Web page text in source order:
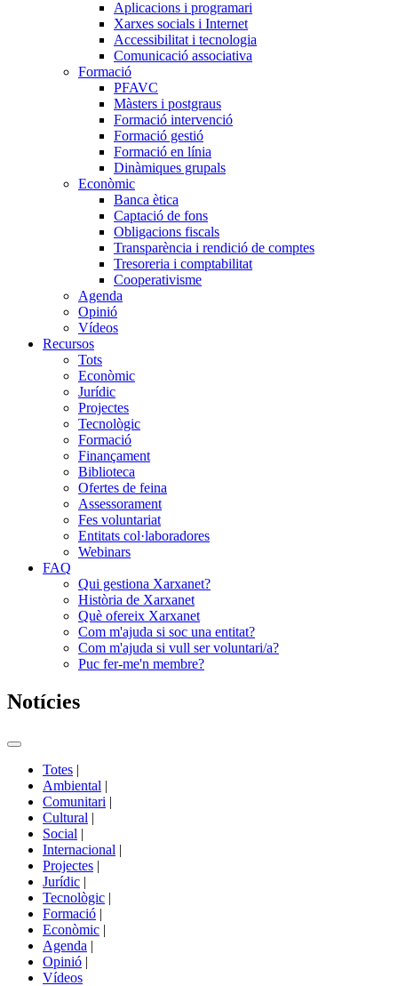
Aplicacions i programari
Xarxes socials i Internet
Accessibilitat i tecnologia
Comunicació associativa
Formació
PFAVC
Màsters i postgraus
Formació intervenció
Formació gestió
Formació en línia
Dinàmiques grupals
Econòmic
Banca ètica
Captació de fons
Obligacions fiscals
Transparència i rendició de comptes
Tresoreria i comptabilitat
Cooperativisme
Agenda
Opinió
Vídeos
Recursos
Tots
Econòmic
Jurídic
Projectes
Tecnològic
Formació
Finançament
Biblioteca
Ofertes de feina
Assessorament
Fes voluntariat
Entitats col·laboradores
Webinars
FAQ
Qui gestiona Xarxanet?
Història de Xarxanet
Què ofereix Xarxanet
Com m'ajuda si soc una entitat?
Com m'ajuda si vull ser voluntari/a?
Puc fer-me'n membre?
Notícies
Commutador
portals
Totes |
Ambiental |
Comunitari |
Cultural |
Social |
Internacional |
Projectes |
Jurídic |
Tecnològic |
Formació |
Econòmic |
Agenda |
Opinió |
Vídeos